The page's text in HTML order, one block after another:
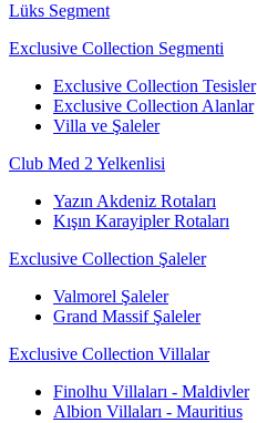
Lüks Segment
Exclusive Collection Segmenti
Exclusive Collection Tesisler
Exclusive Collection Alanlar
Villa ve Şaleler
Club Med 2 Yelkenlisi
Yazın Akdeniz Rotaları
Kışın Karayipler Rotaları
Exclusive Collection Şaleler
Valmorel Şaleler
Grand Massif Şaleler
Exclusive Collection Villalar
Finolhu Villaları - Maldivler
Albion Villaları - Mauritius